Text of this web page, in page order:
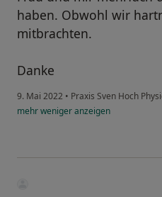
haben. Obwohl wir
mitbrachten.
Danke
9. Mai 2022 • Praxis Sven Hoch
mehrwenigeranzeigen